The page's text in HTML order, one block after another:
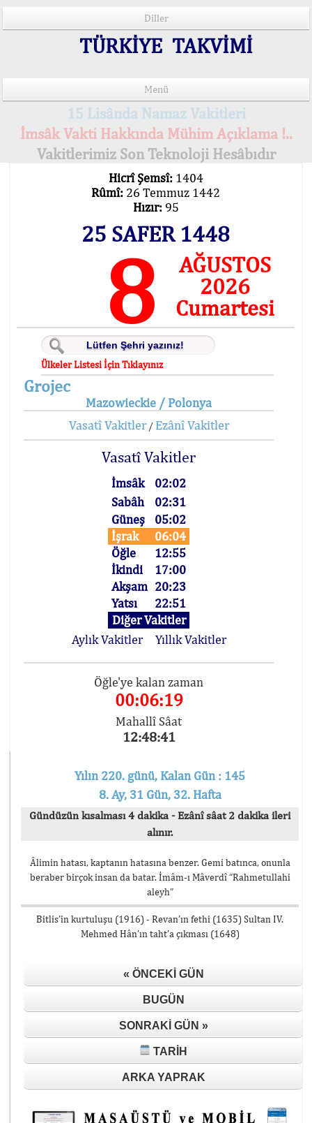
Diller
TÜRKİYE TAKVİMİ
Menü
15 Lisânda Namaz Vakitleri
İmsâk Vakti Hakkında Mühim Açıklama !..
Vakitlerimiz Son Teknoloji Hesâbıdır
Hicrî Şemsî: 1404
Rûmî: 26 Temmuz 1442
Hızır: 95
25 SAFER 1448
8
AĞUSTOS
2026
Cumartesi
Ülkeler Listesi İçin Tıklayınız
Grojec
Mazowieckie / Polonya
Vasatî Vakitler/ Ezânî Vakitler
Vasatî Vakitler
İmsâk
02:02
Sabâh
02:31
Güneş
05:02
İşrak
06:04
Öğle
12:55
İkindi
17:00
Akşam 20:23
Yatsı
22:51
Diğer Vakitler
Aylık Vakitler
Yıllık Vakitler
Öğle'ye kalan zaman
00:06:19
Mahallî Sâat
12:48:41
Yılın 220. günü, Kalan Gün : 145
8. Ay, 31 Gün, 32. Hafta
Gündüzün kısalması 4 dakika - Ezânî sâat 2 dakika ileri
alınır.
Âlimin hatası, kaptanın hatasına benzer. Gemi batınca, onunla
beraber birçok insan da batar. İmâm-ı Mâverdî “Rahmetullahi
aleyh”
Bitlis’in kurtuluşu (1916) - Revan’ın fethi (1635) Sultan IV.
Mehmed Hân’ın taht’a çıkması (1648)
« ÖNCEKI GÜN
BUGÜN
SONRAKI GÜN »
TARIH
ARKA YAPRAK